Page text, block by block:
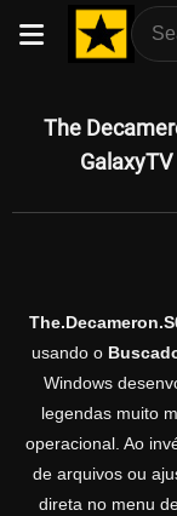
The
usando o
Windows
legendas muito
operacional. Ao
de arquivos ou
direta no menu